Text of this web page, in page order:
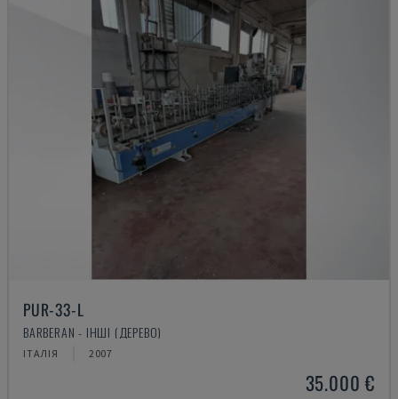
PUR-33-L
BARBERAN - ІНШІ (ДЕРЕВО)
ІТАЛІЯ 2007
35.000 €